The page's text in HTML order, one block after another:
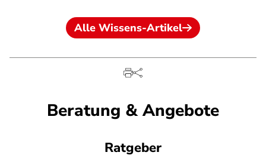
Alle Wissens-Artikel
Beratung & Angebote
Ratgeber